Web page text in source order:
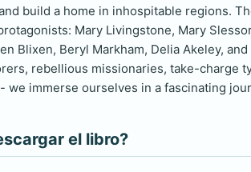
build a home in inhospitable regions.
Mary Livingstone, Mary
Blixen, Beryl Markham, Delia Akeley,
rebellious missionaries, take-charge
we immerse ourselves in a fascinating
el libro?